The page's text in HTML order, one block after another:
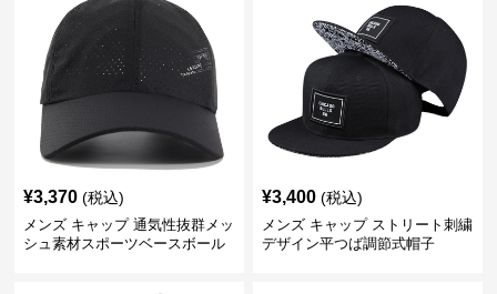
¥3,370 (税込)
メンズ キャップ 通気性抜群メッ
シュ素材スポーツベースボール
¥3,400 (税込)
メンズ キャップ ストリート刺繍
デザイン平つば調節式帽子